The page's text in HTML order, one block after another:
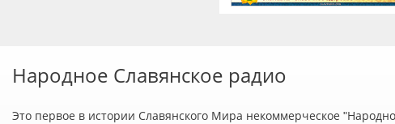
Народное Славянское радио
Это первое в истории Славянского Мира некоммерческое